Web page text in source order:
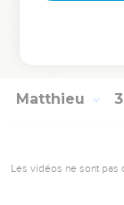
Et y étant
Matthieu 3
Les vidéos ne sont pas